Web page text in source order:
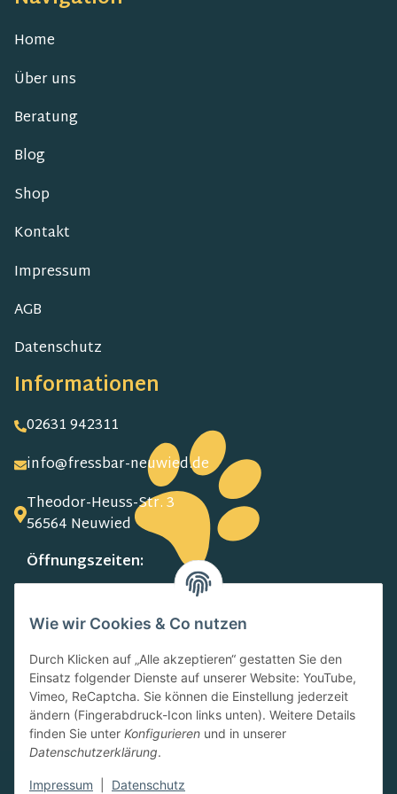
Home
Über uns
Beratung
Blog
Shop
Kontakt
Impressum
AGB
Datenschutz
Informationen
02631 942311
info@fressbar-neuwied.de
Theodor-Heuss-Str. 3
56564 Neuwied
Öffnungszeiten:
09.00-13.00 Uhr
15.00-18.00 Uhr
SA:
10.00-13.00 Uhr
Newsletter
Wie wir Cookies & Co nutzen
Durch Klicken auf „Alle akzeptieren“ gestatten Sie den
Einsatz folgender Dienste auf unserer Website: YouTube,
Vimeo, ReCaptcha. Sie können die Einstellung jederzeit
ändern (Fingerabdruck-Icon links unten). Weitere Details
finden Sie unter Konfigurieren und in unserer
Datenschutzerklärung.
Impressum Datenschutz